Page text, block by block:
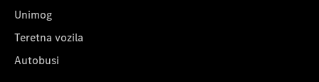
Unimog
Teretna vozila
Autobusi